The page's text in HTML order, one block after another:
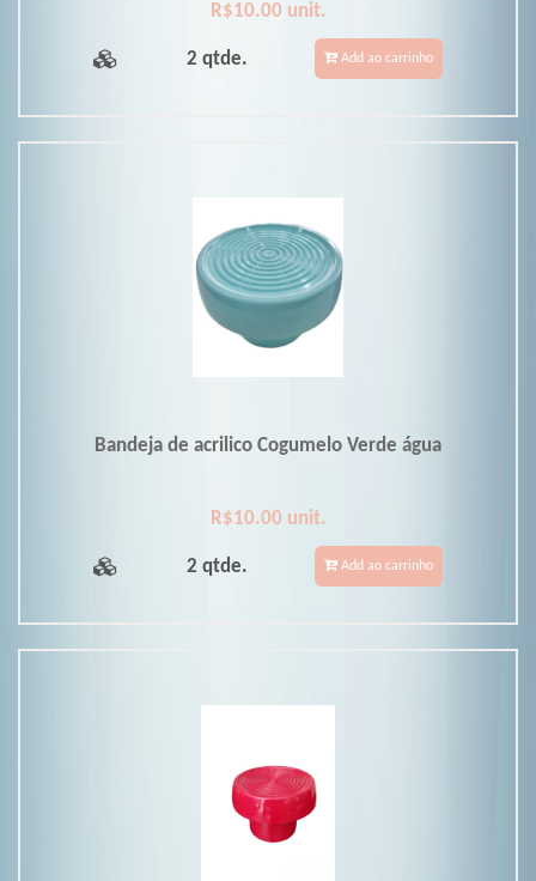
R$10.00 unit.
2 qtde. Add ao carrinho
Bandeja de acrilico Cogumelo Verde água
R$10.00 unit.
2 qtde. Add ao carrinho